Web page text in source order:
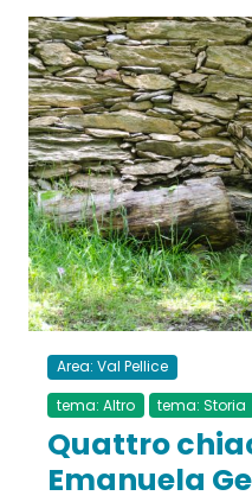
Area: Val Pellice
tema: Altro
tema: Storia
Quattro
Emanuela